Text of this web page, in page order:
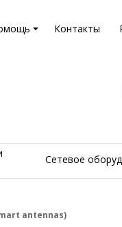
Контакты
Сетевое
antennas)